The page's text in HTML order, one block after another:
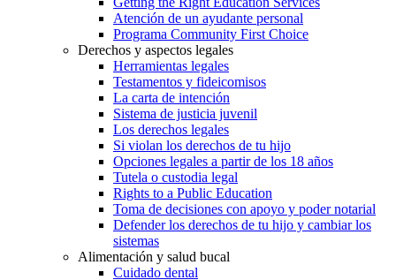
Atención de un ayudante personal
Programa Community First Choice
Derechos y aspectos legales
Herramientas legales
Testamentos y fideicomisos
La carta de intención
Sistema de justicia juvenil
Los derechos legales
Si violan los derechos de tu hijo
Opciones legales a partir de los 18 años
Tutela o custodia legal
Rights to a Public Education
Toma de decisiones con apoyo y poder notarial
Defender los derechos de tu hijo y cambiar los
sistemas
Alimentación y salud bucal
Cuidado dental